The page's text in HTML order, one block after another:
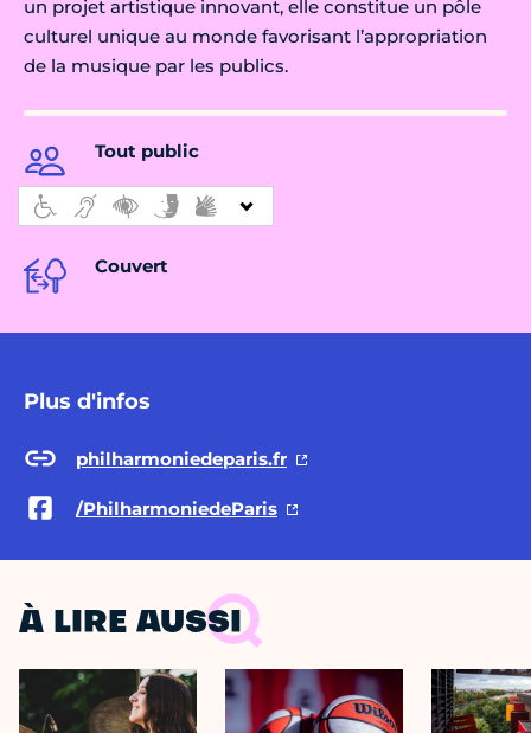
un projet artistique innovant, elle constitue un pôle
culturel unique au monde favorisant l’appropriation
de la musique par les publics.
Tout public
Couvert
Plus d'infos
philharmoniedeparis.fr
/PhilharmoniedeParis
À LIRE AUSSI